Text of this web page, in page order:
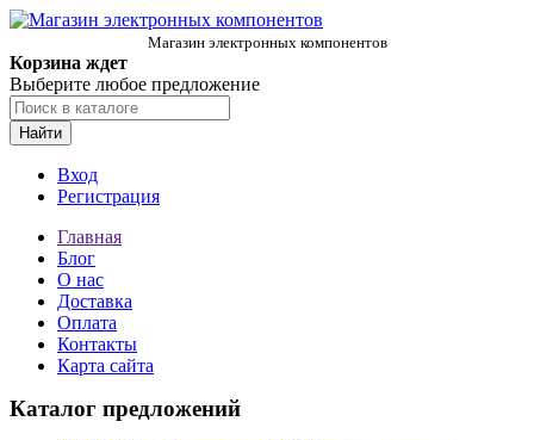
Магазин электронных компонентов
Корзина ждет
Выберите любое предложение
Найти
Вход
Регистрация
Главная
Блог
О нас
Доставка
Оплата
Контакты
Карта сайта
Каталог предложений